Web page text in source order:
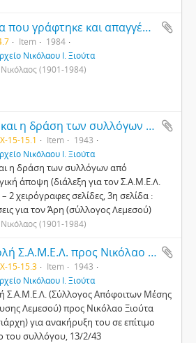
Ποίημα που γράφτηκε και απαγγέλθηκε από τον Μιχάλη Πασιαρδή στην κηδεία του Νικόλαου Ξιούτα, 2/6/1984
Item
1984
Νικόλαου Ι. Ξιούτα
(1901-1984)
H ζωή και η δράση των συλλόγων από ψυχολογική άποψη
15-15.1 Item
1943
Νικόλαου Ι. Ξιούτα
η δράση των συλλόγων από
άποψη (διάλεξη για τον Σ.Α.Μ.Ε.Λ.
2 χειρόγραφες σελίδες, 3η σελίδα :
για τον Άρη (σύλλογος Λεμεσού)
(1901-1984)
Επιστολή Σ.Α.Μ.Ε.Λ. προς Νικόλαο Ξιούτα για ανακήρυξη του σε επίτιμο πρόεδρο του συλλόγου
15-15.3 Item
1943
Νικόλαου Ι. Ξιούτα
Σ.Α.Μ.Ε.Λ. (Σύλλογος Απόφοιτων Μέσης
Λεμεσού) προς Νικόλαο Ξιούτα
για ανακήρυξη του σε επίτιμο
του συλλόγου, 13/2/43